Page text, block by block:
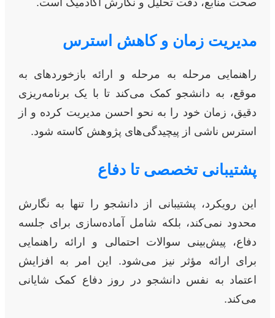
مدیریت زمان و کاهش استرس
راهنمایی مرحله به مرحله و ارائه بازخوردهای به
موقع، به دانشجو کمک می‌کند تا با یک برنامه‌ریزی
دقیق، زمان خود را به نحو احسن مدیریت کرده و از
استرس ناشی از پیچیدگی‌های پژوهش کاسته شود.
پشتیبانی تخصصی تا دفاع
این رویکرد، پشتیبانی از دانشجو را تنها به نگارش
محدود نمی‌کند، بلکه شامل آماده‌سازی برای جلسه
دفاع، پیش‌بینی سوالات احتمالی و ارائه راهنمایی
برای ارائه مؤثر نیز می‌شود. این امر به افزایش
اعتماد به نفس دانشجو در روز دفاع کمک شایانی
می‌کند.